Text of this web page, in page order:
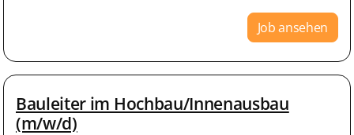
Job ansehen
Bauleiter im Hochbau/Innenausbau
(m/w/d)